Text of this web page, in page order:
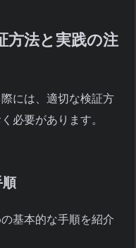
方法と実践の注
には、適切な検証方
必要があります。
順
基本的な手順を紹介